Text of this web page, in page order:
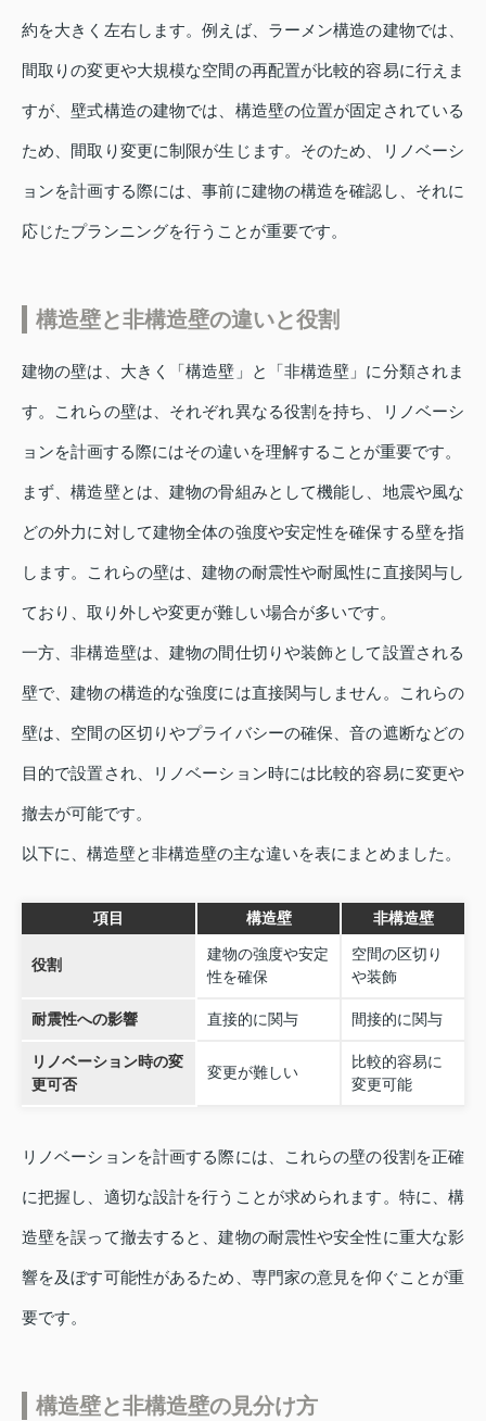
約を大きく左右します。例えば、ラーメン構造の建物では、
間取りの変更や大規模な空間の再配置が比較的容易に行えま
すが、壁式構造の建物では、構造壁の位置が固定されている
ため、間取り変更に制限が生じます。そのため、リノベーシ
ョンを計画する際には、事前に建物の構造を確認し、それに
応じたプランニングを行うことが重要です。
構造壁と非構造壁の違いと役割
建物の壁は、大きく「構造壁」と「非構造壁」に分類されま
す。これらの壁は、それぞれ異なる役割を持ち、リノベーシ
ョンを計画する際にはその違いを理解することが重要です。
まず、構造壁とは、建物の骨組みとして機能し、地震や風な
どの外力に対して建物全体の強度や安定性を確保する壁を指
します。これらの壁は、建物の耐震性や耐風性に直接関与し
ており、取り外しや変更が難しい場合が多いです。
一方、非構造壁は、建物の間仕切りや装飾として設置される
壁で、建物の構造的な強度には直接関与しません。これらの
壁は、空間の区切りやプライバシーの確保、音の遮断などの
目的で設置され、リノベーション時には比較的容易に変更や
撤去が可能です。
以下に、構造壁と非構造壁の主な違いを表にまとめました。
項目 構造壁 非構造壁
役割
建物の強度や安定
性を確保
空間の区切り
や装飾
耐震性への影響 直接的に関与 間接的に関与
リノベーション時の変
更可否
変更が難しい
比較的容易に
変更可能
リノベーションを計画する際には、これらの壁の役割を正確
に把握し、適切な設計を行うことが求められます。特に、構
造壁を誤って撤去すると、建物の耐震性や安全性に重大な影
響を及ぼす可能性があるため、専門家の意見を仰ぐことが重
要です。
構造壁と非構造壁の見分け方